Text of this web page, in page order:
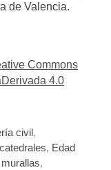
de Valencia.
Commons
4.0
civil ,
catedrales, Edad
murallas,